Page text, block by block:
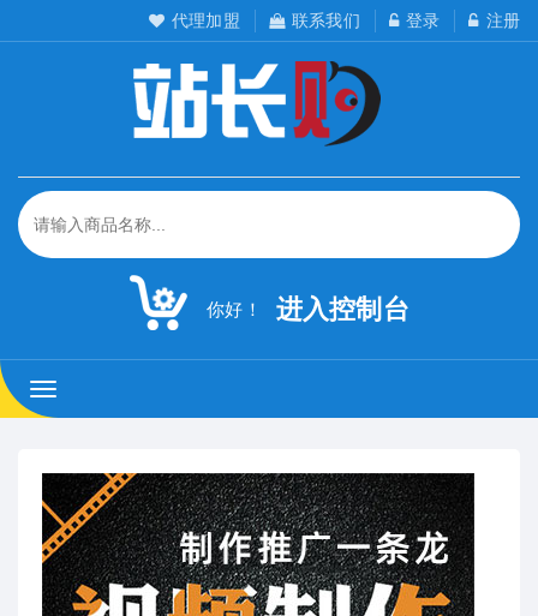
代理加盟 联系我们 登录 注册
你好！ 进入控制台
站
长
络
推
广
服
务
及
优